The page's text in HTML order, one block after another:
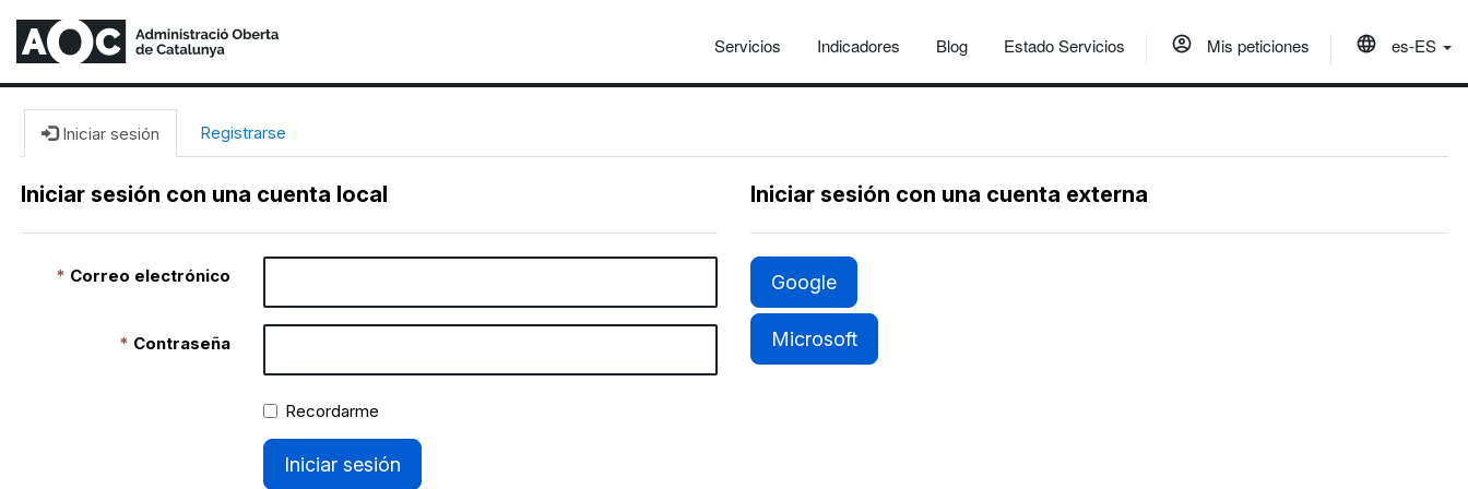
Servicios Indicadores Blog Estado Servicios Mis peticiones es-ES
Iniciar sesión Registrarse
Iniciar sesión con una cuenta local
Correo electrónico
Contraseña
Recordarme
Iniciar sesión
Iniciar sesión con una cuenta externa
Google
Microsoft